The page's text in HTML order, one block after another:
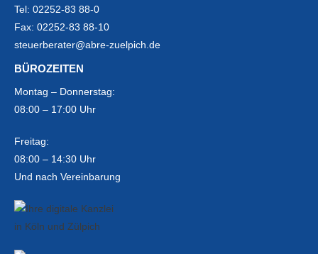
Tel: 02252-83 88-0
Fax: 02252-83 88-10
steuerberater@abre-zuelpich.de
BÜROZEITEN
Montag – Donnerstag:
08:00 – 17:00 Uhr
Freitag:
08:00 – 14:30 Uhr
Und nach Vereinbarung